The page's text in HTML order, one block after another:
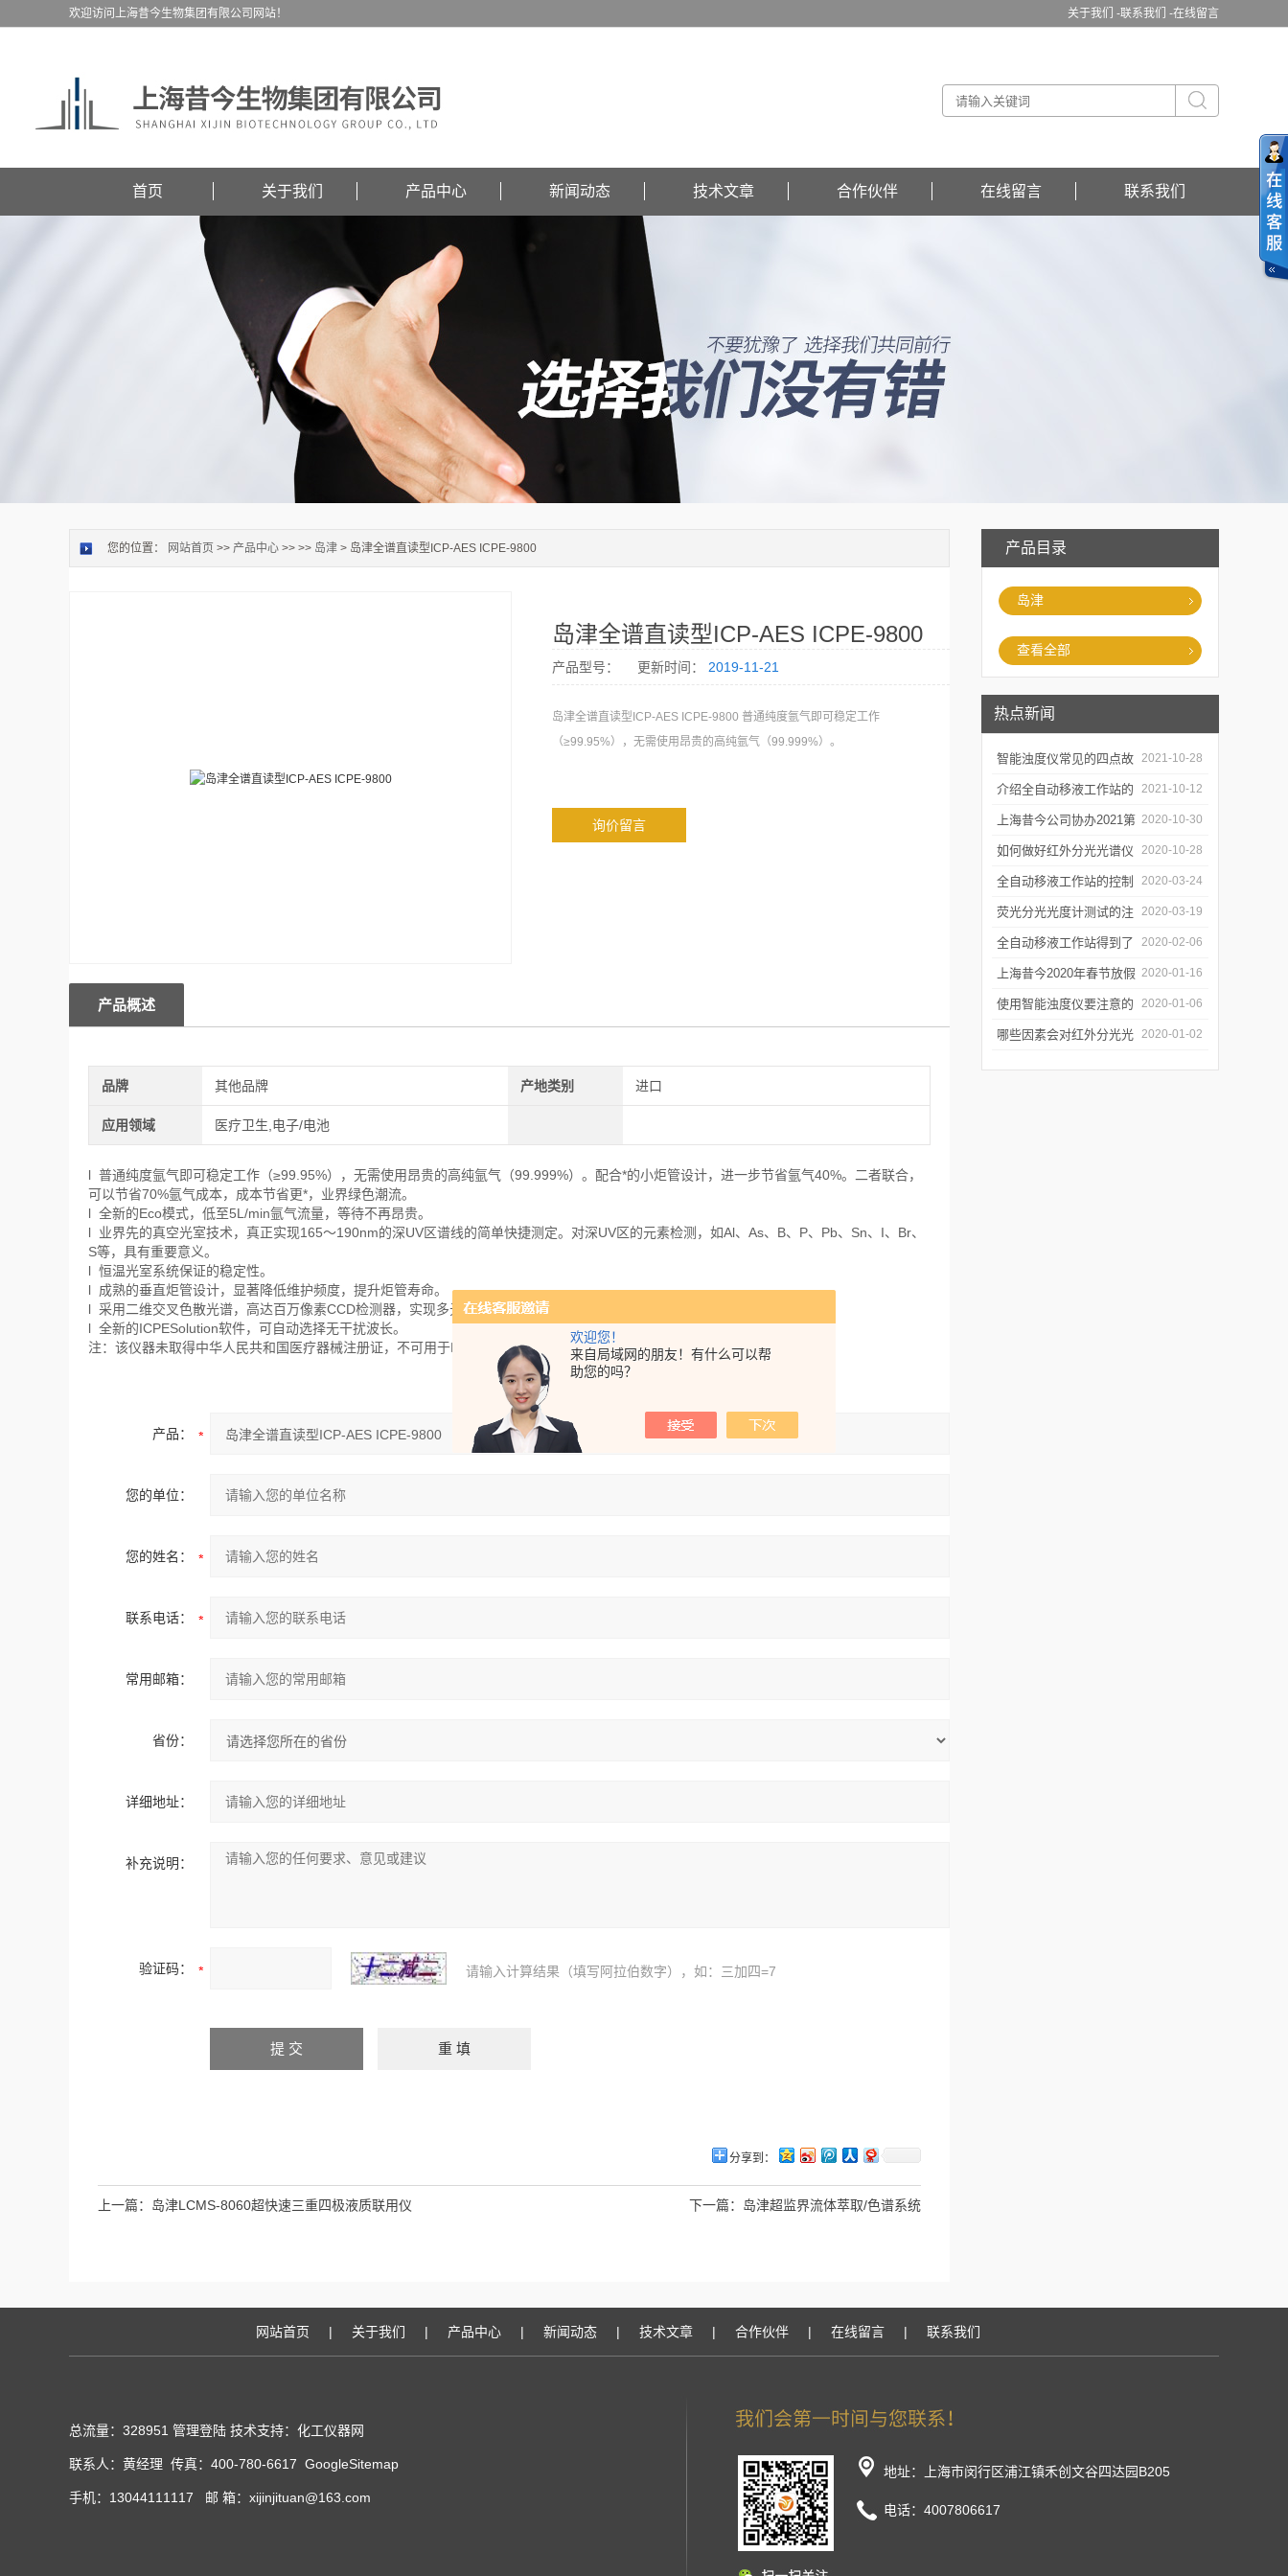
欢迎您！
来自局域网的朋友！有什么可以帮
助您的吗？
关于我们 -联系我们 -在线留言
欢迎访问上海昔今生物集团有限公司网站！
首页 关于我们 产品中心 新闻动态 技术文章 合作伙伴 在线留言 联系我们
产品目录
岛津
查看全部
热点新闻
智能浊度仪常见的四点故
障
2021-10-28
介绍全自动移液工作站的
三种移液方式
2021-10-12
上海昔今公司协办2021第
二届上海沪助科研圈发展
年会
2020-10-30
如何做好红外分光光谱仪
的防潮工作
2020-10-28
全自动移液工作站的控制
软件有哪些特点
2020-03-24
荧光分光光度计测试的注
意事项有哪些
2020-03-19
全自动移液工作站得到了
广泛的应用
2020-02-06
上海昔今2020年春节放假
通知
2020-01-16
使用智能浊度仪要注意的
几个要点
2020-01-06
哪些因素会对红外分光光 2020-01-02
您的位置： 网站首页 >> 产品中心 >> >> 岛津 > 岛津全谱直读型ICP-AES ICPE-9800
岛津全谱直读型ICP-AES ICPE-9800
产品型号： 更新时间： 2019-11-21
岛津全谱直读型ICP-AES ICPE-9800 普通纯度氩气即可稳定工作
（≥99.95%），无需使用昂贵的高纯氩气（99.999%）。
询价留言
产品概述
品牌 其他品牌 产地类别 进口
应用领域 医疗卫生,电子/电池
l 普通纯度氩气即可稳定工作（≥99.95%），无需使用昂贵的高纯氩气（99.999%）。配合*的小炬管设计，进一步节省氩气40%。二者联合，
可以节省70%氩气成本，成本节省更*，业界绿色潮流。
l 全新的Eco模式，低至5L/min氩气流量，等待不再昂贵。
l 业界先的真空光室技术，真正实现165～190nm的深UV区谱线的简单快捷测定。对深UV区的元素检测，如Al、As、B、P、Pb、Sn、I、Br、
S等，具有重要意义。
l 恒温光室系统保证的稳定性。
l 成熟的垂直炬管设计，显著降低维护频度，提升炬管寿命。
l 采用二维交叉色散光谱，高达百万像素CCD检测器，实现多元素同时分析，事后可追加元素及波长。
l 全新的ICPESolution软件，可自动选择无干扰波长。
注：该仪器未取得中华人民共和国医疗器械注册证，不可用于临床诊断或治疗等相关用途
产品：
您的单位：
您的姓名：
联系电话：
常用邮箱：
省份：
详细地址：
补充说明：
验证码： 请输入计算结果（填写阿拉伯数字），如：三加四=7
分享到：
上一篇： 岛津LCMS-8060超快速三重四极液质联用仪 下一篇： 岛津超监界流体萃取/色谱系统
网站首页 | 关于我们 | 产品中心 | 新闻动态 | 技术文章 | 合作伙伴 | 在线留言 | 联系我们
总流量：328951 管理登陆 技术支持：化工仪器网
联系人：黄经理 传真：400-780-6617 GoogleSitemap
手机：13044111117 邮 箱：xijinjituan@163.com
地址：上海市闵行区浦江镇禾创文谷四达园B205
电话：4007806617